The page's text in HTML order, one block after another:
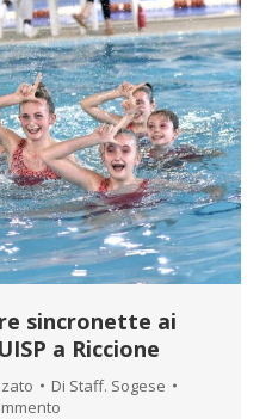
sincronette ai
a Riccione
Di Staff. Sogese